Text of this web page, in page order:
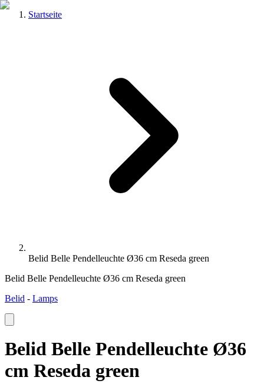
Startseite
Belid Belle Pendelleuchte Ø36 cm Reseda green
Belid Belle Pendelleuchte Ø36 cm Reseda green
Belid - Lamps
Belid Belle Pendelleuchte Ø36
cm Reseda green